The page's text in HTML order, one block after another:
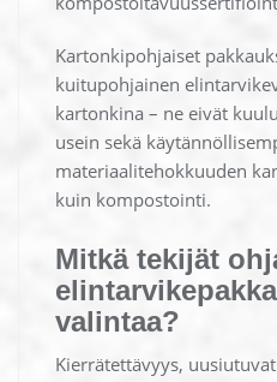
Kartonkipohjaiset
kuitupohjainen
kartonkina – ne eivät
usein sekä
materiaalitehokkuuden
kuin kompostointi.
Mitkä tekijät
valintaa?
Kierrätettävyys,